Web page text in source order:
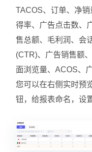
TACOS、订单、净
得率、广告点击数、
售总额、毛利润、会
(CTR)、广告销售额
面浏览量、ACOS、
您可以在右侧实时预
钮，给报表命名，设